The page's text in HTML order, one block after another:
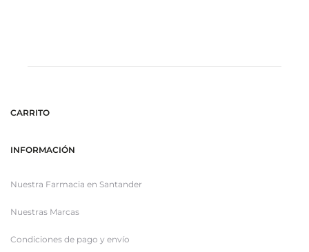
CARRITO
INFORMACIÓN
Nuestra Farmacia en Santander
Nuestras Marcas
Condiciones de pago y envío